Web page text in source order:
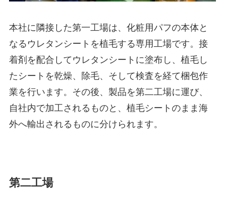
本社に隣接した第一工場は、化粧用パフの本体と
なるウレタンシートを植毛する専用工場です。接
着剤を配合してウレタンシートに塗布し、植毛し
たシートを乾燥、除毛、そして検査を経て梱包作
業を行います。その後、製品を第二工場に運び、
自社内で加工されるものと、植毛シートのまま海
外へ輸出されるものに分けられます。
第二工場